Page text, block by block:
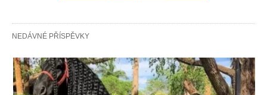
NEDÁVNÉ PŘÍSPĚVKY